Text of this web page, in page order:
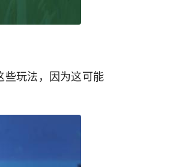
些玩法，因为这可能